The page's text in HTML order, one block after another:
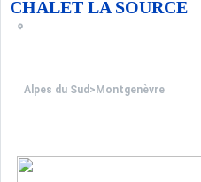
CHALET LA SOURCE
Alpes du Sud > Montgenèvre